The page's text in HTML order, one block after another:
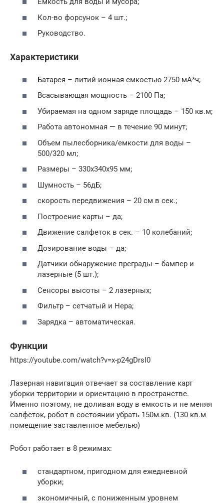
Кол-во форсунок – 4 шт.;
Руководство.
Характеристики
Батарея – литий-ионная емкостью 2750 мА*ч;
Всасывающая мощность – 2100 Па;
Убираемая на одном заряде площадь – 150 кв.м;
Работа автономная — в течение 90 минут;
Объем пылесборника/емкости для воды –
500/320 мл;
Размеры – 330х340х95 мм;
Шумность – 56дБ;
скорость передвижения – 20 см в сек.;
Построение карты – да;
Движение салфеток в сек. – 10 колебаний;
Дозирование воды – да;
Датчики обнаружение преграды – бампер и
лазерные (5 шт.);
Сенсоры высоты – 2 лазерных;
Фильтр – сетчатый и Hepa;
Зарядка – автоматическая.
Функции
https://youtube.com/watch?v=x-p24gDrsI0
Лазерная навигация отвечает за составление карт
уборки территории и ориентацию в пространстве.
Именно поэтому, не доливая воду в емкость и не меняя
салфеток, робот в состоянии убрать 150м.кв. (130 кв.м
помещение заставленное мебелью)
Робот работает в 8 режимах:
стандартном, пригодном для ежедневной
уборки;
экономичный, с пониженным уровнем